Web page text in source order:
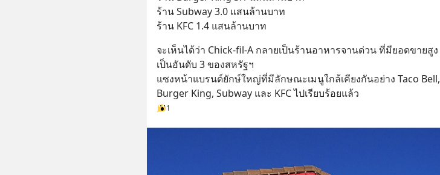
ร้าน Subway 3.0 แสนล้านบาท
ร้าน KFC 1.4 แสนล้านบาท
จะเห็นได้ว่า Chick-fil-A กลายเป็นร้านอาหารจานด่วน ที่มียอดขายสูง
เป็นอันดับ 3 ของสหรัฐฯ
แซงหน้าแบรนด์ยักษ์ใหญ่ที่มีลักษณะเมนูใกล้เคียงกันอย่าง Taco Bell,
Burger King, Subway และ KFC ไปเรียบร้อยแล้ว
1